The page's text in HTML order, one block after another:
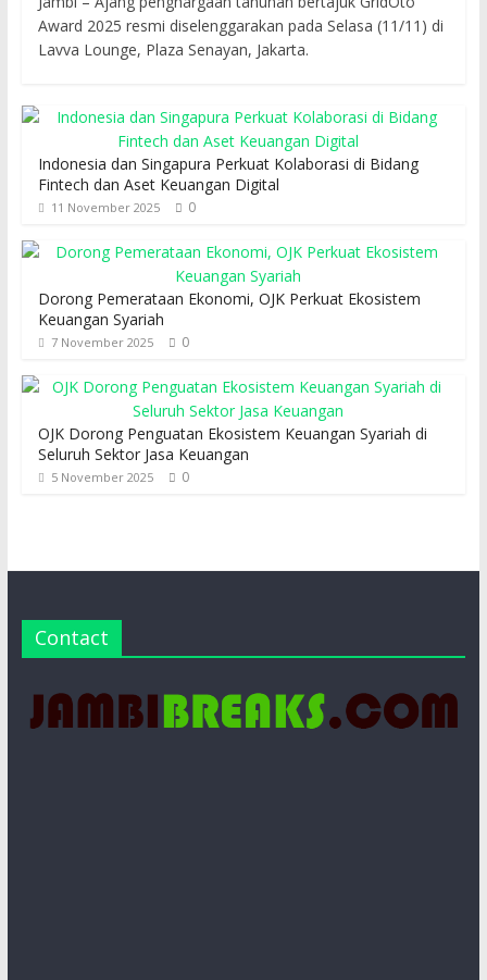
Award 2025 resmi diselenggarakan pada Selasa (11/11) di
Lavva Lounge, Plaza Senayan, Jakarta.
Indonesia dan Singapura Perkuat Kolaborasi di Bidang
Fintech dan Aset Keuangan Digital
11 November 2025 0
Dorong Pemerataan Ekonomi, OJK Perkuat Ekosistem
Keuangan Syariah
7 November 2025 0
OJK Dorong Penguatan Ekosistem Keuangan Syariah di
Seluruh Sektor Jasa Keuangan
5 November 2025 0
Contact